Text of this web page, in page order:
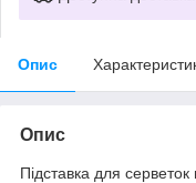
Опис
Опис
Підставка для